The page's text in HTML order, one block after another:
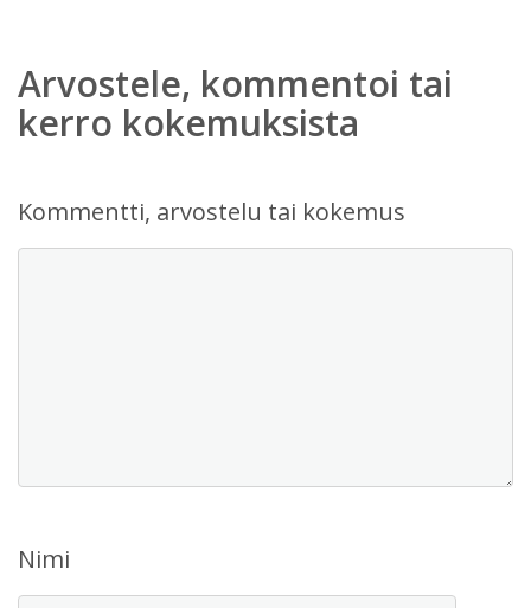
Arvostele, kommentoi tai
kerro kokemuksista
Kommentti, arvostelu tai kokemus
Nimi